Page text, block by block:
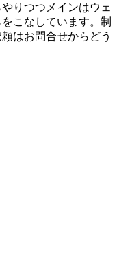
りつつメインはウェ
こなしています。制
はお問合せからどう